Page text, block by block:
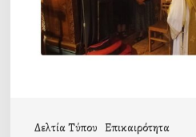
Δελτία Τύπου Επικαιρότητα
Υπεραγία
Θεοτόκο